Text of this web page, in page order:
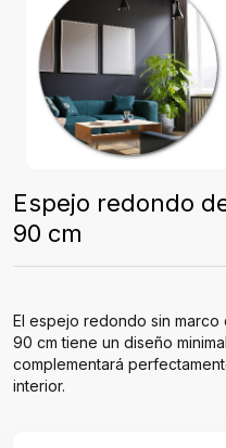
Espejo redondo
90 cm
El espejo redondo sin
90 cm tiene un diseño
complementará
interior.